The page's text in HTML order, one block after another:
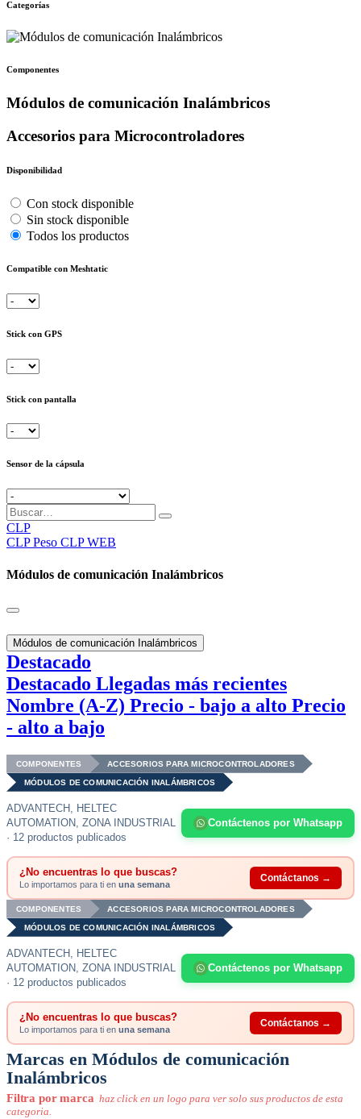
Categorías
Componentes
Módulos de comunicación Inalámbricos
Accesorios para Microcontroladores
Disponibilidad
Con stock disponible
Sin stock disponible
Todos los productos
Compatible con Meshtatic
Stick con GPS
Stick con pantalla
Sensor de la cápsula
CLP
CLP Peso CLP WEB
Módulos de comunicación Inalámbricos
Módulos de comunicación Inalámbricos
Destacado
Destacado Llegadas más recientes
Nombre (A-Z) Precio - bajo a alto Precio
- alto a bajo
COMPONENTES ACCESORIOS PARA MICROCONTROLADORES
MÓDULOS DE COMUNICACIÓN INALÁMBRICOS
ADVANTECH, HELTEC
AUTOMATION, ZONA INDUSTRIAL
· 12 productos publicados
Contáctenos por Whatsapp
¿No encuentras lo que buscas?
Lo importamos para ti en una semana
Contáctanos →
COMPONENTES ACCESORIOS PARA MICROCONTROLADORES
MÓDULOS DE COMUNICACIÓN INALÁMBRICOS
ADVANTECH, HELTEC
AUTOMATION, ZONA INDUSTRIAL
· 12 productos publicados
Contáctenos por Whatsapp
¿No encuentras lo que buscas?
Lo importamos para ti en una semana
Contáctanos →
Marcas en Módulos de comunicación
Inalámbricos
Filtra por marca haz click en un logo para ver solo sus productos de esta
categoria.